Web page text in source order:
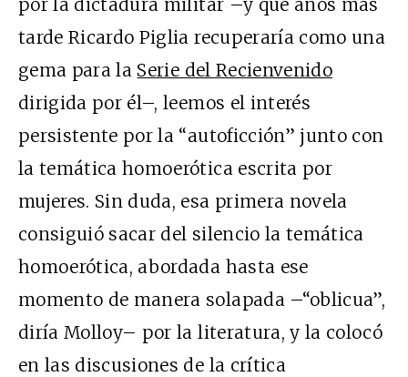
por la dictadura militar –y que años más
tarde Ricardo Piglia recuperaría como una
gema para la Serie del Recienvenido
dirigida por él–, leemos el interés
persistente por la “autoficción” junto con
la temática homoerótica escrita por
mujeres. Sin duda, esa primera novela
consiguió sacar del silencio la temática
homoerótica, abordada hasta ese
momento de manera solapada –“oblicua”,
diría Molloy– por la literatura, y la colocó
en las discusiones de la crítica